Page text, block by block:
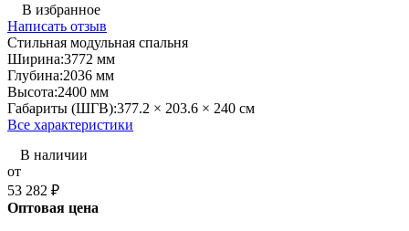
В избранное
Написать отзыв
Стильная модульная спальня
Ширина:3772 мм
Глубина:2036 мм
Высота:2400 мм
Габариты (ШГВ):377.2 × 203.6 × 240 см
Все характеристики
В наличии
от
53 282 ₽
Оптовая цена